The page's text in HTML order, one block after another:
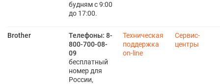
будням с 9:00
до 17:00.
Brother Телефоны: 8-
800-700-08-
09
бесплатный
номер для
России,
Техническая
поддержка
on-line
Сервис-
центры